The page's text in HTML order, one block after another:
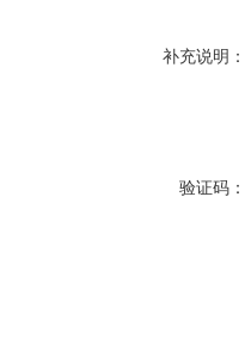
补充说明：
验证码：